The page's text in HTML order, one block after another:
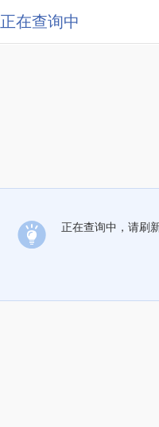
正在查询中
正在查询中，请刷